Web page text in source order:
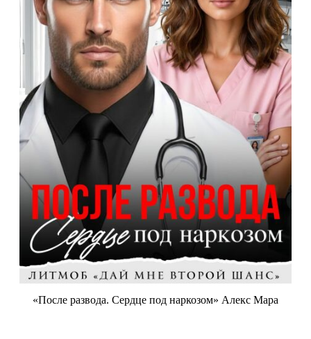
«После развода. Сердце под наркозом» Алекс Мара